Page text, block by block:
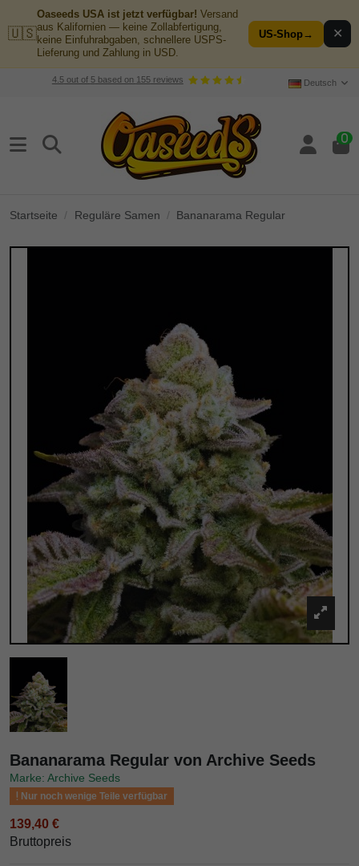
🇺🇸
Oaseeds USA ist jetzt verfügbar! Versand
aus Kalifornien — keine Zollabfertigung,
keine Einfuhrabgaben, schnellere USPS-
Lieferung und Zahlung in USD.
US-Shop→ ✕
4.5out of 5based on 155reviews Deutsch
0
Startseite Reguläre Samen Bananarama Regular
Bananarama Regular von Archive Seeds
Marke: Archive Seeds
Nur noch wenige Teile verfügbar
139,40 €
Bruttopreis